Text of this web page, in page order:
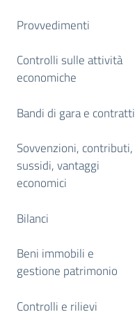
Provvedimenti
Controlli sulle attività
economiche
Bandi di gara e contratti
Sovvenzioni, contributi,
sussidi, vantaggi
economici
Bilanci
Beni immobili e
gestione patrimonio
Controlli e rilievi